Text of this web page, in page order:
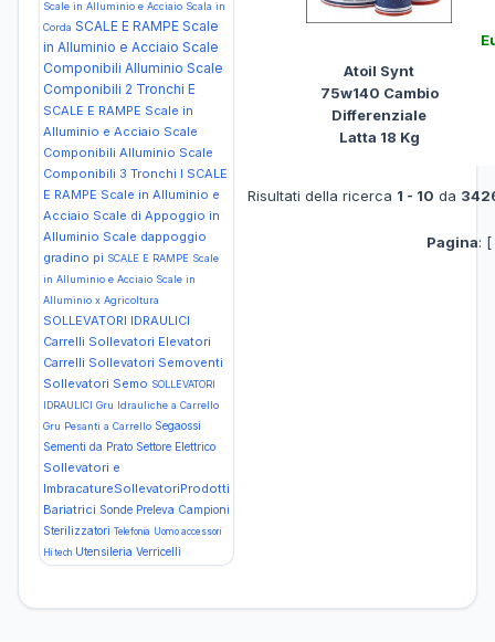
Scale in Alluminio e Acciaio Scala in
Corda SCALE E RAMPE Scale
in Alluminio e Acciaio Scale
Componibili Alluminio Scale
Componibili 2 Tronchi E
SCALE E RAMPE Scale in
Alluminio e Acciaio Scale
Componibili Alluminio Scale
Componibili 3 Tronchi I SCALE
E RAMPE Scale in Alluminio e
Acciaio Scale di Appoggio in
Alluminio Scale dappoggio
gradino pi SCALE E RAMPE Scale
in Alluminio e Acciaio Scale in
Alluminio x Agricoltura
SOLLEVATORI IDRAULICI
Carrelli Sollevatori Elevatori
Carrelli Sollevatori Semoventi
Sollevatori Semo SOLLEVATORI
IDRAULICI Gru Idrauliche a Carrello
Gru Pesanti a Carrello Segaossi
Sementi da Prato Settore Elettrico
Sollevatori e
ImbracatureSollevatoriProdotti
Bariatrici Sonde Preleva Campioni
Sterilizzatori Telefonia Uomo accessori
Hi tech Utensileria Verricelli
Atoil Synt
75w140 Cambio
Differenziale
Latta 18 Kg
Risultati della ricerca 1 - 10 da
Pagina: